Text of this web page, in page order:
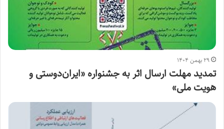
۲۹ بهمن ۱۴۰۴
تمدید مهلت ارسال اثر به جشنواره «ایران‌دوستی و
هویت ملی»